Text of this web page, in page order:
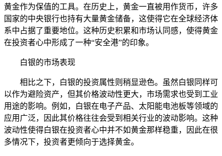
黄金作为保值的工具。在历史上，黄金一直被用作货币，许多
国家的中央银行也持有大量黄金储备，这使得它在全球经济体
系中占据了重要地位。这种历史积累和市场认同感，使得黄金
在投资者心中形成了一种“安全港”的印象。
白银的市场表现
相比之下，白银的投资属性则稍显逊色。虽然白银同样可
以作为避险资产，但其价格波动性更大，市场需求也受到工业
用途的影响。例如，白银在电子产品、太阳能电池板等领域的
应用广泛，因此其价格往往会受到相关行业的波动影响。这种
波动性使得白银在投资者心中并不如黄金那样稳重，因此在很
多情况下，投资者更倾向于选择黄金。